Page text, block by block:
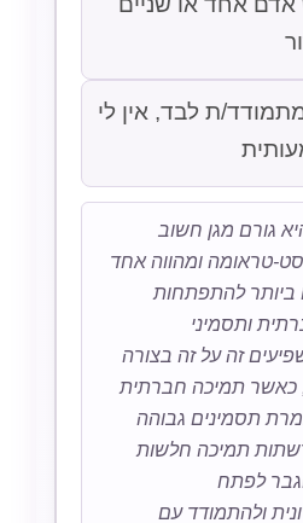
ת לבד, אין לי
גורם מגן חשוב
טראומה ומהווה אחד
ביותר להתפתחות
ותסמיני
זה על זה בצורה
כאשר תמיכה חברתית
תסמינים גבוהה
תמיכה חלשות
לפתח
ולהתמודד עם